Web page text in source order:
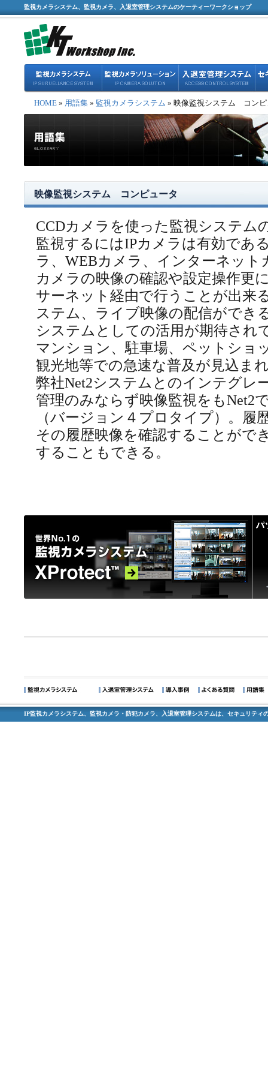
監視カメラシステム、監視カメラ、入退室管理システムのケーティーワークショップ
HOME » 用語集 » 監視カメラシステム » 映像監視システム コンピ
映像監視システム コンピュータ
CCDカメラを使った監視システム
監視するにはIPカメラは有効であ
ラ、WEBカメラ、インターネッ
カメラの映像の確認や設定操作更
サーネット経由で行うことが出来
ステム、ライブ映像の配信ができ
システムとしての活用が期待され
マンション、駐車場、ペットショ
観光地等での急速な普及が見込ま
弊社Net2システムとのインテグレ
管理のみならず映像監視をもNet2
（バージョン４プロタイプ）。履
その履歴映像を確認することがで
することもできる。
IP監視カメラシステム、監視カメラ・防犯カメラ、入退室管理システムは、セキュリティ